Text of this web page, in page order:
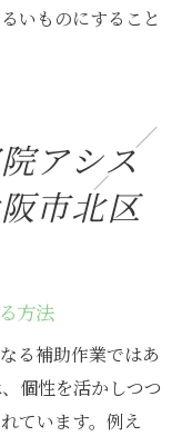
いものにすること
アシス
市北区
方法
る補助作業ではあ
個性を活かしつつ
ています。例え